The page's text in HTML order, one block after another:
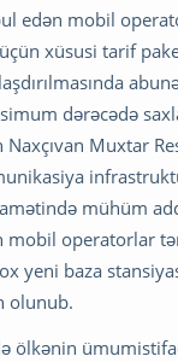
edən mobil
xüsusi tarif
dərəcədə
Muxtar
mühüm
mobil operatorlar
yeni baza
olunub.
ölkənin